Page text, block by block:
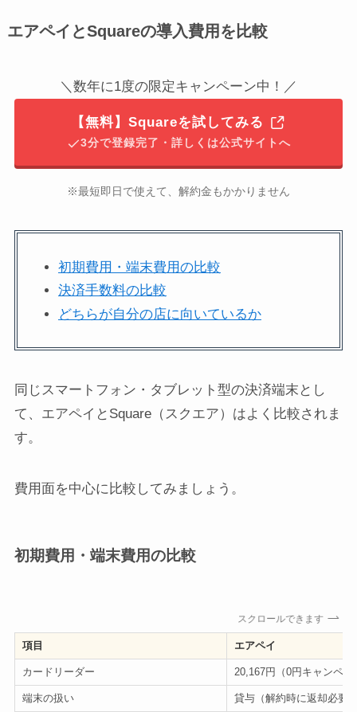
エアペイとSquareの導入費用を比較
＼数年に1度の限定キャンペーン中！／
【無料】Squareを試してみる
3分で登録完了・詳しくは公式サイトへ
※最短即日で使えて、解約金もかかりません
初期費用・端末費用の比較
決済手数料の比較
どちらが自分の店に向いているか
同じスマートフォン・タブレット型の決済端末とし
て、エアペイとSquare（スクエア）はよく比較されま
す。
費用面を中心に比較してみましょう。
初期費用・端末費用の比較
スクロールできます
項目 エアペイ
カードリーダー 20,167円（0円キャンペ
端末の扱い 貸与（解約時に返却必要